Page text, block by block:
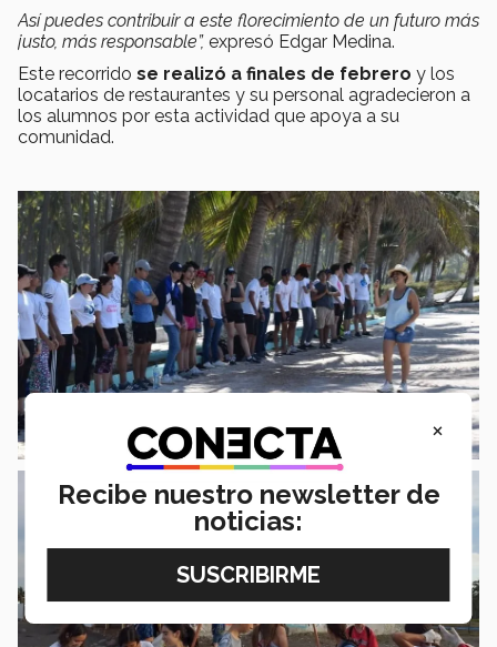
Así puedes contribuir a este florecimiento de un futuro más
justo, más responsable”, expresó Edgar Medina.
Este recorrido se realizó a finales de febrero y los
locatarios de restaurantes y su personal agradecieron a
los alumnos por esta actividad que apoya a su
comunidad.
×
Recibe nuestro newsletter de
noticias: